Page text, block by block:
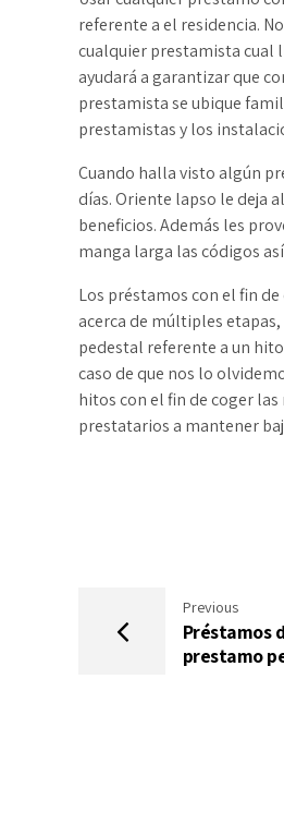
referente a el residencia.
cualquier prestamista cual
ayudará a garantizar que
prestamista se ubique
prestamistas y los
Cuando halla visto algún
días. Oriente lapso le deja
beneficios. Además les
manga larga las códigos
Los préstamos con el fin
acerca de múltiples
pedestal referente a un
caso de que nos lo
hitos con el fin de coger
prestatarios a mantener
Previous
Préstamos
prestamo